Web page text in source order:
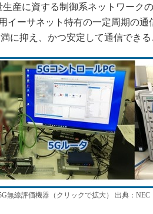
産に資する制御系ネットワーク
イーサネット特有の一定周期の通
に抑え、かつ安定して通信できる
無線評価機器（クリックで拡大） 出典：NEC